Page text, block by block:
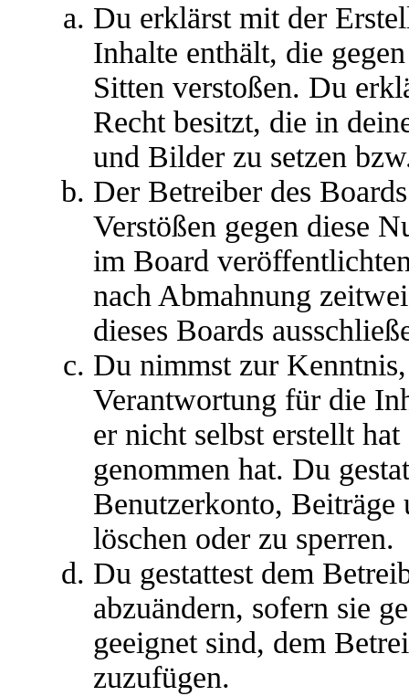
Du erklärst mit der
Inhalte enthält, die
Sitten verstoßen. Du
Recht besitzt, die in
und Bilder zu setzen
Der Betreiber des
Verstößen gegen diese
im Board
nach Abmahnung
dieses Boards
Du nimmst zur
Verantwortung für die
er nicht selbst erstellt
genommen hat. Du
Benutzerkonto,
löschen oder zu sperren.
Du gestattest dem
abzuändern, sofern sie
geeignet sind, dem
zuzufügen.